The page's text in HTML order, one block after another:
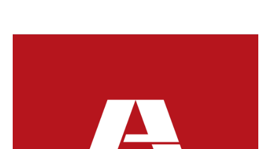
06 11月 2022
日光を浴びよう
朝の日光は、カラダの
リズムを作るうえで、
07 1月 2017
コレステロールを下げ